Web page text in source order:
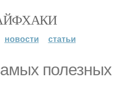
новости статьи
полезных